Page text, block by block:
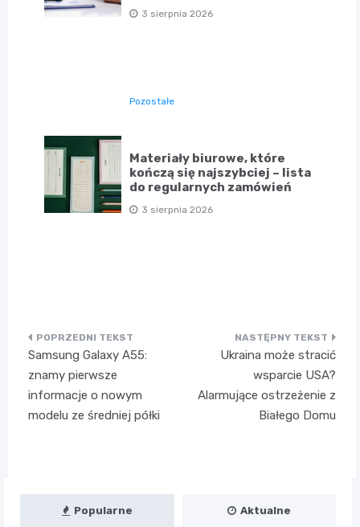
3 sierpnia 2026
Pozostałe
Materiały biurowe, które
kończą się najszybciej – lista
do regularnych zamówień
3 sierpnia 2026
Nawigacja
wpisu
Samsung Galaxy A55:
znamy pierwsze
informacje o nowym
modelu ze średniej półki
Ukraina może stracić
wsparcie USA?
Alarmujące ostrzeżenie z
Białego Domu
Popularne Aktualne